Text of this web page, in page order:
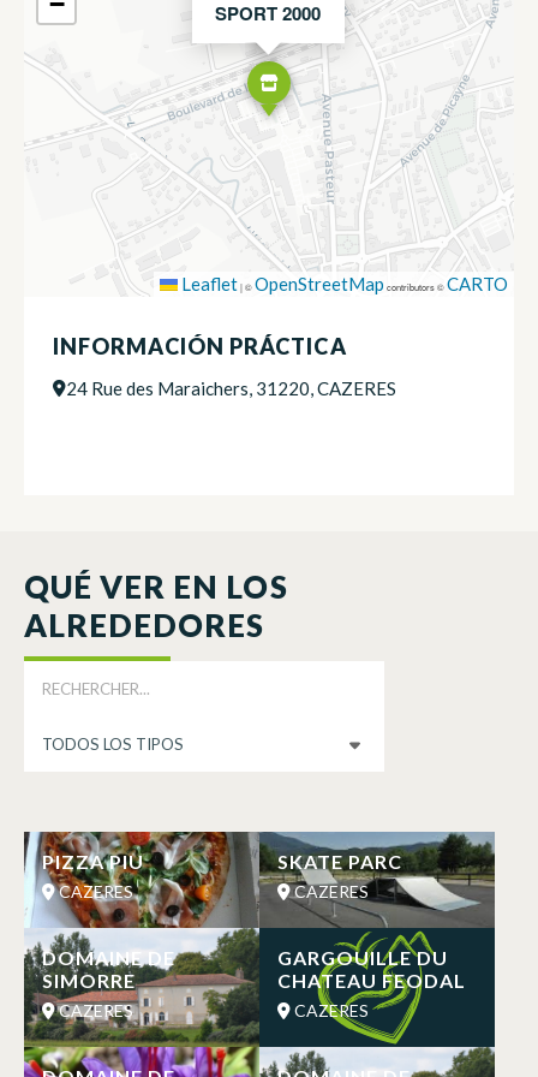
SPORT 2000
Leaflet|©OpenStreetMap contributors ©CARTO
INFORMACIÓN PRÁCTICA
24 Rue des Maraichers, 31220, CAZERES
QUÉ VER EN LOS
ALREDEDORES
PIZZA PIU
CAZERES
SKATE PARC
CAZERES
DOMAINE DE
SIMORRE
CAZERES
GARGOUILLE DU
CHATEAU FEODAL
CAZERES